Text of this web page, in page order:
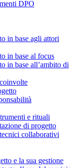
DPO
in base agli attori
in base al focus
in base all’ambito di
e rituali
di progetto
collaborativi
e la sua gestione